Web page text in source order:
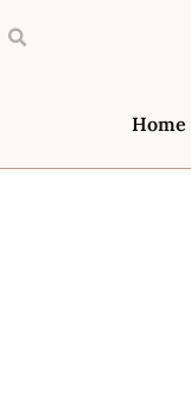
Home